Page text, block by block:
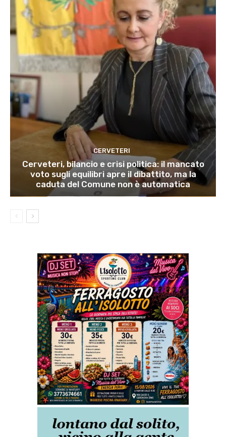
CERVETERI
Cerveteri, bilancio e crisi politica: il mancato
voto sugli equilibri apre il dibattito, ma la
caduta del Comune non è automatica